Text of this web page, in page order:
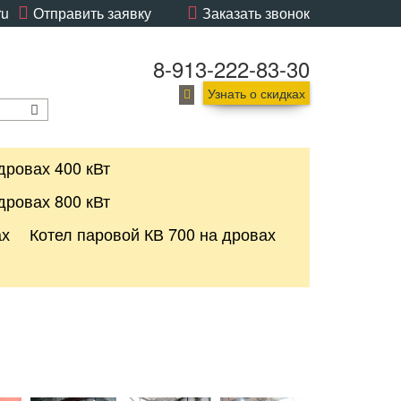
Заказать звонок
Отправить заявку
8-913-222-83-30
Узнать о скидках
400 кВт
800 кВт
Котел паровой КВ 700 на дровах